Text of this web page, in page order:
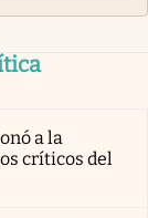
a la
críticos del